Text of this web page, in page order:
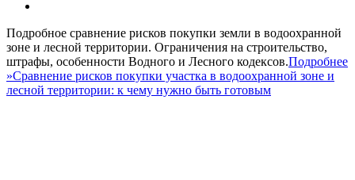
Подробное сравнение рисков покупки земли в водоохранной
зоне и лесной территории. Ограничения на строительство,
штрафы, особенности Водного и Лесного кодексов.Подробнее
»Сравнение рисков покупки участка в водоохранной зоне и
лесной территории: к чему нужно быть готовым